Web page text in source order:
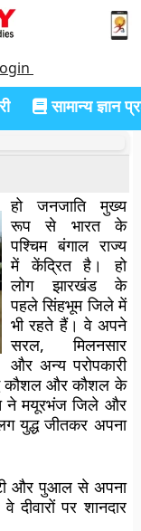
सामान्य ज्ञान
हो जनजाति मुख्य
रूप से भारत के
पश्चिम बंगाल राज्य
में केंद्रित है। हो
लोग झारखंड के
पहले सिंहभूम जिले में
भी रहते हैं। वे अपने
सरल, मिलनसार
और अन्य परोपकारी
कौशल और कौशल के
ने मयूरभंज जिले और
युद्ध जीतकर अपना
और पुआल से अपना
पर शानदार